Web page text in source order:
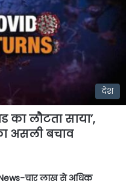
देश
का लौटता साया’,
असली बचाव
चार लाख से अधिक